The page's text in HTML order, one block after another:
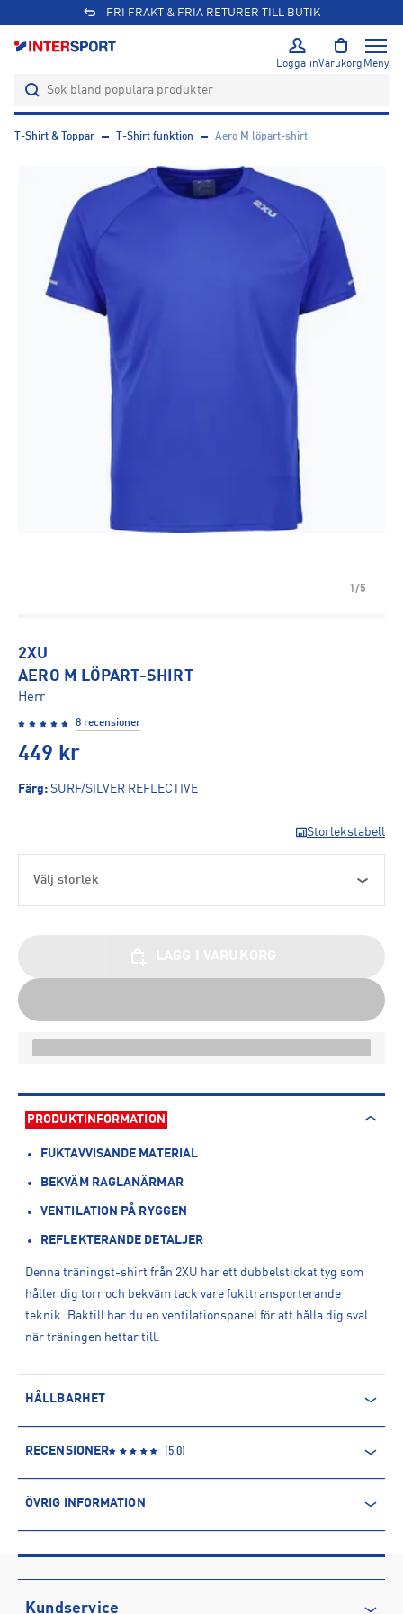
FRI FRAKT & FRIA RETURER TILL BUTIK
Logga inVarukorg Meny
T-Shirt & Toppar T-Shirt funktion Aero M löpart-shirt
1/5
2XU
AERO M LÖPART-SHIRT
Herr
8 recensioner
449 kr
Färg: SURF/SILVER REFLECTIVE
Storlekstabell
Välj storlek
PRODUKTINFORMATION
FUKTAVVISANDE MATERIAL
BEKVÄM RAGLANÄRMAR
VENTILATION PÅ RYGGEN
REFLEKTERANDE DETALJER
Denna träningst-shirt från 2XU har ett dubbelstickat tyg som
håller dig torr och bekväm tack vare fukttransporterande
teknik. Baktill har du en ventilationspanel för att hålla dig sval
när träningen hettar till.
HÅLLBARHET
återvunnen polyester kommer däremot främst från PET-flaskor.
Processen innebär minskade utsläpp av koldioxid och mindre
användning av vatten och kemikalier.
RECENSIONER (5.0)
ÖVRIG INFORMATION
Produktnummer: 1490916
Leverantörens produktnummer: MR6557a
Artikelnummer: 149091606-SURF/SILVER REFLECTIVE
Kundservice